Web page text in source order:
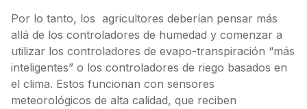
Por lo tanto, los agricultores deberían pensar más
allá de los controladores de humedad y comenzar a
utilizar los controladores de evapo-transpiración “más
inteligentes” o los controladores de riego basados ​​en
el clima. Estos funcionan con sensores
meteorológicos de alta calidad, que reciben